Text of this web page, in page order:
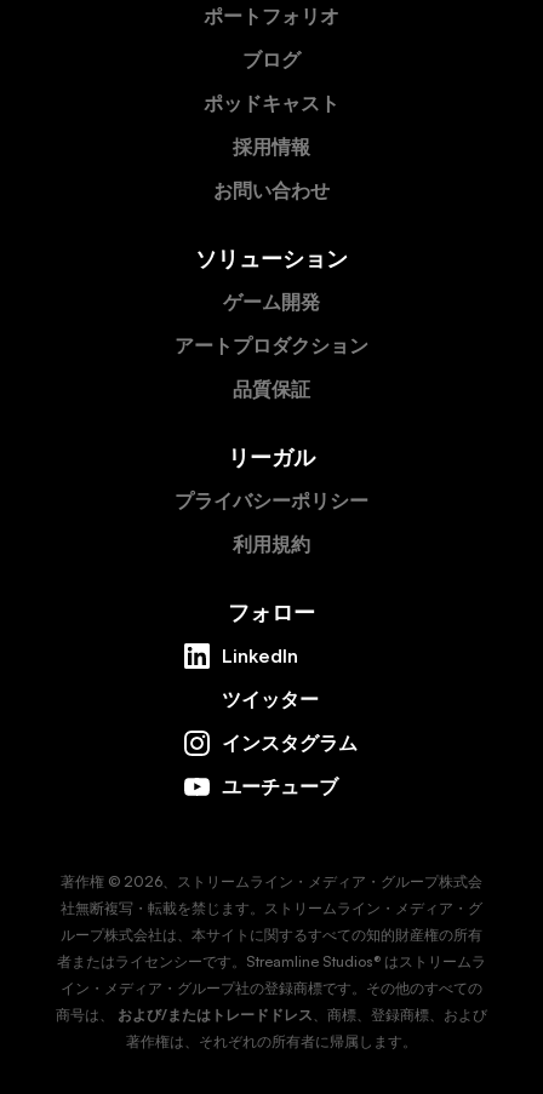
ポートフォリオ
ブログ
ポッドキャスト
採用情報
お問い合わせ
ソリューション
ゲーム開発
アートプロダクション
品質保証
リーガル
プライバシーポリシー
利用規約
フォロー
LinkedIn
ツイッター
インスタグラム
ユーチューブ
著作権 © 2026、ストリームライン・メディア・グループ株式会
社無断複写・転載を禁じます。ストリームライン・メディア・グ
ループ株式会社は、本サイトに関するすべての知的財産権の所有
者またはライセンシーです。Streamline Studios® はストリームラ
イン・メディア・グループ社の登録商標です。その他のすべての
商号は、 および/またはトレードドレス 、商標、登録商標、および
著作権は、それぞれの所有者に帰属します。